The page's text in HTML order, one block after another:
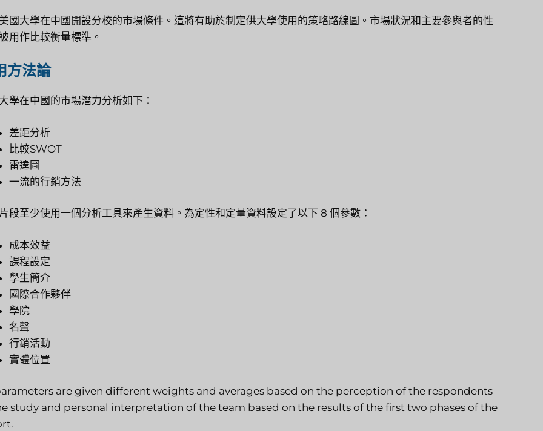
國大學在中國開設分校的市場條件。這將有助於制定供大學使用的策略路線圖。市場狀況和主要參與者的性
用作比較衡量標準。
方法論
學在中國的市場潛力分析如下：
差距分析
比較SWOT
雷達圖
一流的行銷方法
段至少使用一個分析工具來產生資料。為定性和定量資料設定了以下 8 個參數：
成本效益
課程設定
學生簡介
國際合作夥伴
學院
名聲
行銷活動
實體位置
are given different weights and averages based on the perception of the respondents
study and personal interpretation of the team based on the results of the first two phases of the